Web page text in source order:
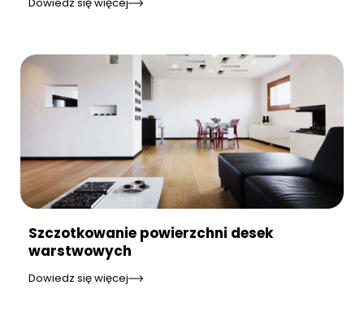
Szczotkowanie powierzchni desek
warstwowych
Dowiedz się więcej